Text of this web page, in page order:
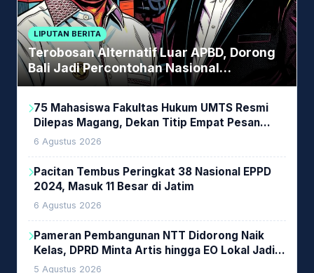
LIPUTAN BERITA
Terobosan Alternatif Luar APBD, Dorong
Bali Jadi Percontohan Nasional
Pembiayaan Daerah
75 Mahasiswa Fakultas Hukum UMTS Resmi
Dilepas Magang, Dekan Titip Empat Pesan
Penting
6 Agustus 2026
Pacitan Tembus Peringkat 38 Nasional EPPD
2024, Masuk 11 Besar di Jatim
6 Agustus 2026
Pameran Pembangunan NTT Didorong Naik
Kelas, DPRD Minta Artis hingga EO Lokal Jadi
Prioritas
5 Agustus 2026